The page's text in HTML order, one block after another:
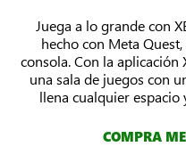
Juega a lo grande con
hecho con Meta
consola. Con la
una sala de juegos con
llena cualquier espacio
COMPRA